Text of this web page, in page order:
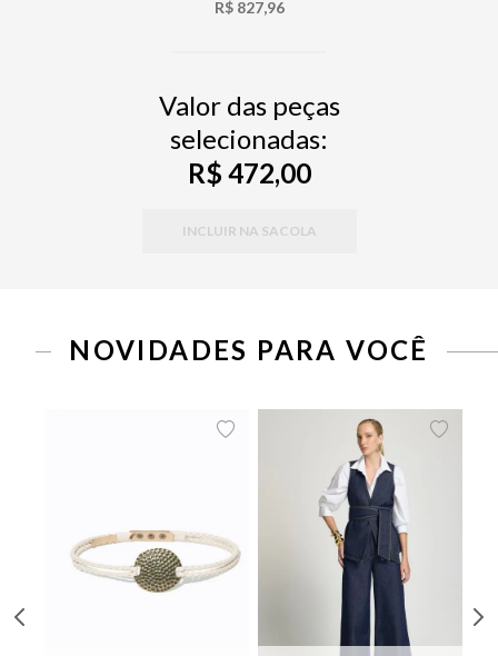
R$ 827,96
Valor das peças
selecionadas:
R$ 472,00
INCLUIR NA SACOLA
NOVIDADES PARA VOCÊ